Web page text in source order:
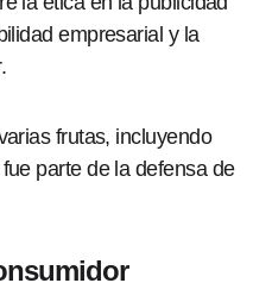
empresarial y la
frutas, incluyendo
parte de la defensa de